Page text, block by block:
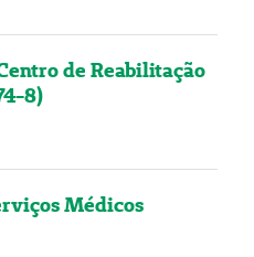
de Reabilitação
8)
Médicos